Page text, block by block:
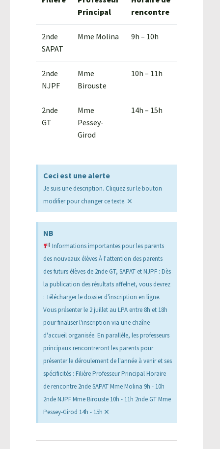
Principal
rencontre
2nde
SAPAT
Mme Molina 9h – 10h
2nde
NJPF
Mme
Birouste
10h – 11h
2nde
GT
Mme
Pessey-
Girod
14h – 15h
Ceci est une alerte
Je suis une description. Cliquez sur le bouton
modifier pour changer ce texte. ×
NB
Informations importantes pour les parents
des nouveaux élèves À l'attention des parents
des futurs élèves de 2nde GT, SAPAT et NJPF : Dès
la publication des résultats affelnet, vous devrez
: Télécharger le dossier d'inscription en ligne.
Vous présenter le 2 juillet au LPA entre 8h et 18h
pour finaliser l'inscription via une chaîne
d'accueil organisée. En parallèle, les professeurs
principaux rencontreront les parents pour
présenter le déroulement de l'année à venir et ses
spécificités : Filière Professeur Principal Horaire
de rencontre 2nde SAPAT Mme Molina 9h - 10h
2nde NJPF Mme Birouste 10h - 11h 2nde GT Mme
Pessey-Girod 14h - 15h ×